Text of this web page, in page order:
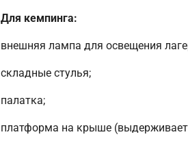
Для кемпинга:
внешняя лампа для освещения
складные стулья;
палатка;
платформа на крыше (выдерживает